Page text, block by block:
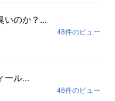
いのか？...
48件のビュー
ール...
46件のビュー